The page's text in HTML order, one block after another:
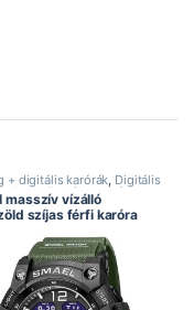
+ digitális karórák Digitális
Dual kijelzős karórák,
,Legújabb karórák
óra, Sportos karórák,
karórák
masszív vízálló
szíjas férfi karóra